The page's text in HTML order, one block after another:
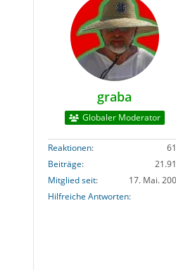
graba
Globaler Moderator
Reaktionen
Beiträge
Mitglied seit
17. Mai.
Hilfreiche Antworten